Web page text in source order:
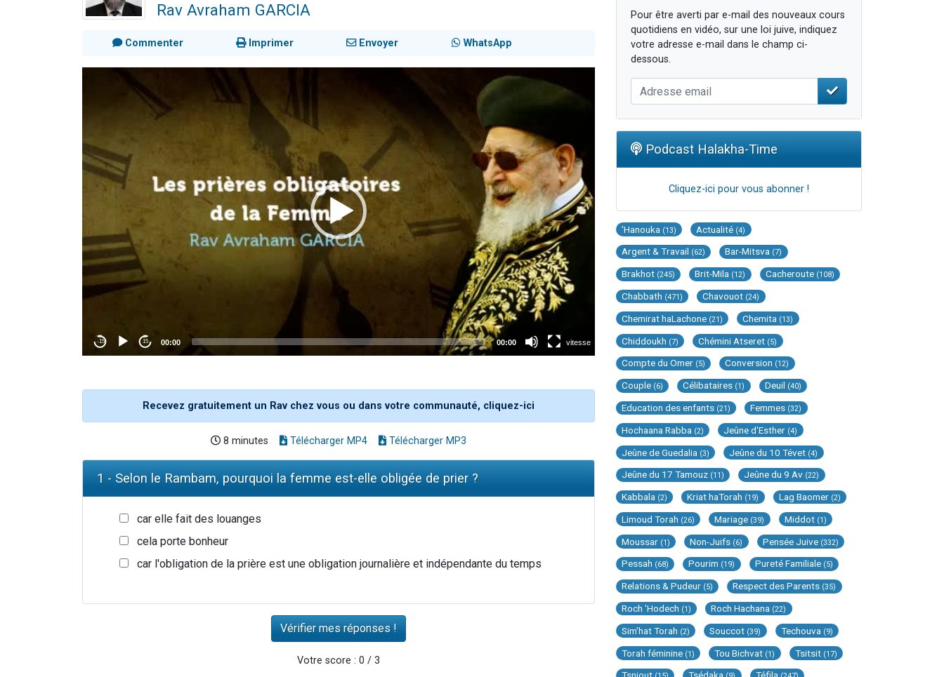
Rav Avraham GARCIA
Commenter Imprimer Envoyer WhatsApp
Recevez gratuitement un Rav chez vous ou dans votre communauté, cliquez-ici
8 minutes Télécharger MP4 Télécharger MP3
1 - Selon le Rambam, pourquoi la femme est-elle obligée de prier ?
car elle fait des louanges
cela porte bonheur
car l'obligation de la prière est une obligation journalière et indépendante du temps
Votre score : 0 / 3
Pour être averti par e-mail des nouveaux cours
quotidiens en vidéo, sur une loi juive, indiquez
votre adresse e-mail dans le champ ci-
dessous.
Podcast Halakha-Time
Cliquez-ici pour vous abonner !
'Hanouka (13) Actualité (4)
Argent & Travail (62) Bar-Mitsva (7)
Brakhot (245) Brit-Mila (12) Cacheroute (108)
Chabbath (471) Chavouot (24)
Chemirat haLachone (21) Chemita (13)
Chiddoukh (7) Chémini Atseret (5)
Compte du Omer (5) Conversion (12)
Couple (6) Célibataires (1) Deuil (40)
Education des enfants (21) Femmes (32)
Hochaana Rabba (2) Jeûne d'Esther (4)
Jeûne de Guedalia (3) Jeûne du 10 Tévet (4)
Jeûne du 17 Tamouz (11) Jeûne du 9 Av (22)
Kabbala (2) Kriat haTorah (19) Lag Baomer (2)
Limoud Torah (26) Mariage (39) Middot (1)
Moussar (1) Non-Juifs (6) Pensée Juive (332)
Pessah (68) Pourim (19) Pureté Familiale (5)
Relations & Pudeur (5) Respect des Parents (35)
Roch 'Hodech (1) Roch Hachana (22)
Sim'hat Torah (2) Souccot (39) Techouva (9)
Torah féminine (1) Tou Bichvat (1) Tsitsit (17)